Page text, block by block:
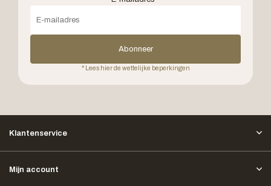
Abonneer
* Lees hier de wettelijke beperkingen
Klantenservice
Mijn account